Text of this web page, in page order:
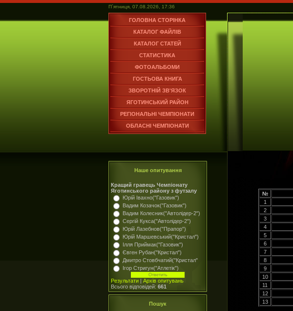
П`ятниця, 07.08.2026, 17:36
ГОЛОВНА СТОРІНКА
КАТАЛОГ ФАЙЛІВ
КАТАЛОГ СТАТЕЙ
СТАТИСТИКА
ФОТОАЛЬБОМИ
ГОСТЬОВА КНИГА
ЗВОРОТНІЙ ЗВ'ЯЗОК
ЯГОТИНСЬКИЙ РАЙОН
РЕГІОНАЛЬНІ ЧЕМПІОНАТИ
ОБЛАСНІ ЧЕМПІОНАТИ
Наше опитування
Кращий гравець Чемпіонату
Яготинського району з футзалу
Юрій Івахно("Газовик")
Вадим Козачок("Газовик")
Вадим Колесник("Автолідер-2")
Сергій Кукса("Автолідер-2")
Юрій Лазебнов("Прапор")
Юрій Маршевський("Кристал")
Ілля Приймак("Газовик")
Євген Рубан("Кристал")
Дмитро Стовбчатий("Кристал"
Ігор Стригун("Атлетік")
Результати | Архів опитувань
Всього відповідей: 661
Пошук
№
1
2
3
4
5
6
7
8
9
10
11
12
13